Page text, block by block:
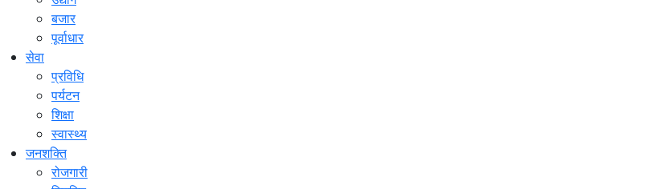
बजार
पूर्वाधार
सेवा
प्रविधि
पर्यटन
शिक्षा
स्वास्थ्य
जनशक्ति
रोजगारी